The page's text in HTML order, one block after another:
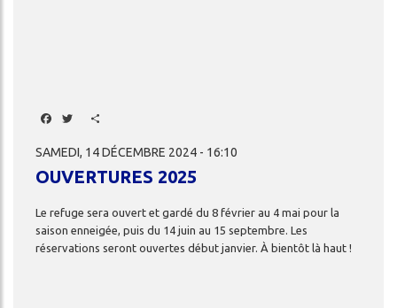
Facebook
Twitter
SAMEDI, 14 DÉCEMBRE 2024 - 16:10
OUVERTURES 2025
Le refuge sera ouvert et gardé du 8 février au 4 mai pour la
saison enneigée, puis du 14 juin au 15 septembre. Les
réservations seront ouvertes début janvier. À bientôt là haut !